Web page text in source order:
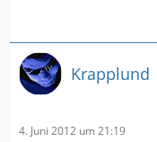
Krapplund
4. Juni 2012 um 21:19